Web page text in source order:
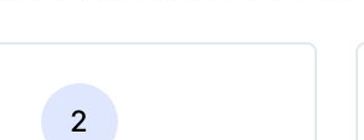
2